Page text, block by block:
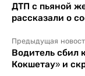
ДТП с пьяной
рассказали о
Предыдущая
Водитель сбил
Кокшетау» и